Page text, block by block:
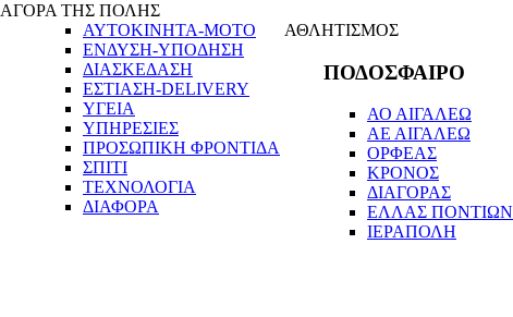
ΑΓΟΡΑ ΤΗΣ ΠΟΛΗΣ
ΑΥΤΟΚΙΝΗΤΑ-ΜΟΤΟ
ΕΝΔΥΣΗ-ΥΠΟΔΗΣΗ
ΔΙΑΣΚΕΔΑΣΗ
ΕΣΤΙΑΣΗ-DELIVERY
ΥΓΕΙΑ
ΥΠΗΡΕΣΙΕΣ
ΠΡΟΣΩΠΙΚΗ ΦΡΟΝΤΙΔΑ
ΣΠΙΤΙ
ΤΕΧΝΟΛΟΓΙΑ
ΔΙΑΦΟΡΑ
ΑΘΛΗΤΙΣΜΟΣ
ΠΟΔΟΣΦΑΙΡΟ
ΑΟ ΑΙΓΑΛΕΩ
ΑΕ ΑΙΓΑΛΕΩ
ΟΡΦΕΑΣ
ΚΡΟΝΟΣ
ΔΙΑΓΟΡΑΣ
ΕΛΛΑΣ ΠΟΝΤΙΩΝ
ΙΕΡΑΠΟΛΗ